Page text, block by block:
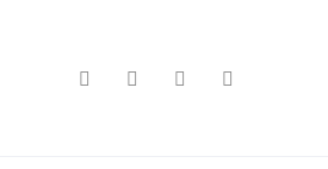
contenido